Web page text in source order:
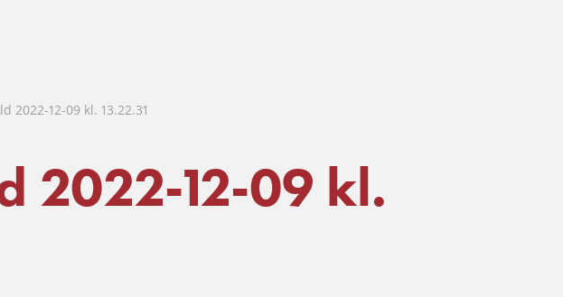
2022-12-09 kl. 13.22.31
2022-12-09 kl.